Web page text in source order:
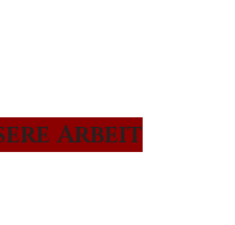
Arbeit